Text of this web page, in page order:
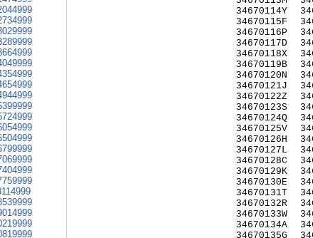
34670114Y
34670115F
34670116P
34670117D
34670118X
34670119B
34670120N
34670121J
34670122Z
34670123S
34670124Q
34670125V
34670126H
34670127L
34670128C
34670129K
34670130E
34670131T
34670132R
34670133W
34670134A
34670135G